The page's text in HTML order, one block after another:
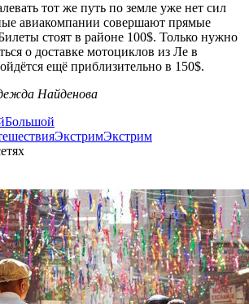
тот же путь по земле уже нет сил
авиакомпании совершают прямые
стоят в районе 100$. Только нужно
о доставке мотоциклов из Ле в
ещё приблизительно в 150$.
Найденова
Большой
ЭкстримЭкстрим